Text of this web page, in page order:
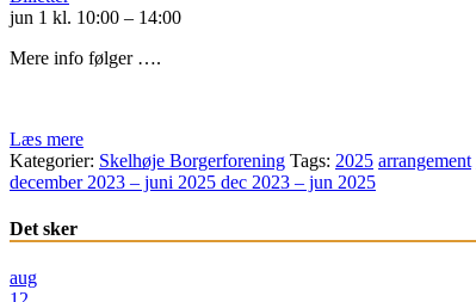
jun 1 kl. 10:00 – 14:00
Mere info følger ….
Læs mere
Kategorier: Skelhøje Borgerforening Tags: 2025 arrangement
december 2023 – juni 2025 dec 2023 – jun 2025
Det sker
aug